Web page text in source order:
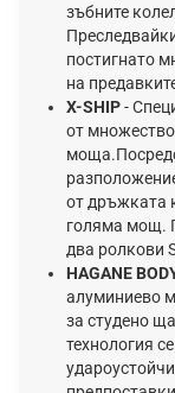
зъбните
постигнато
на
X-SHIP-
от
от дръжката
голяма мощ.
два ролкови
HAGANE
алуминиево
за студено
технология